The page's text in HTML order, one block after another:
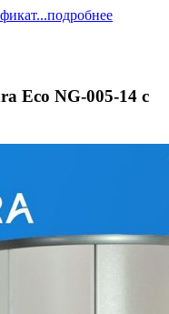
Eco NG-005-14 с